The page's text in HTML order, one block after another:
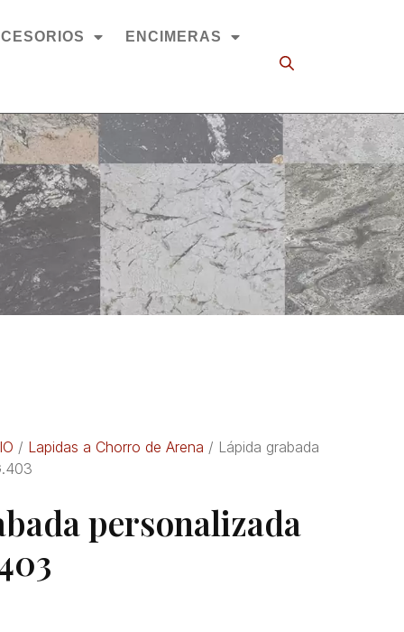
ENCIMERAS
/ Lapidas a Chorro de Arena / Lápida grabada
personalizada